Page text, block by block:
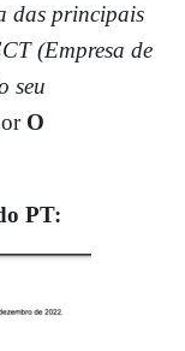
das principais
(Empresa de
seu
O
PT: